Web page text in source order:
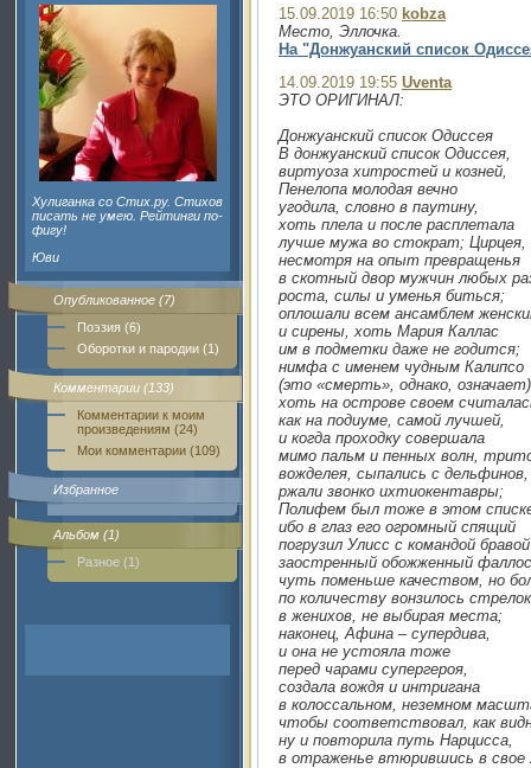
Хулиганка со Стих.ру. Стихов
писать не умею. Рейтинги по-
фигу!
Юви
Опубликованное (7)
Поэзия (6)
Оборотки и пародии (1)
Комментарии (133)
Комментарии к моим
произведениям (24)
Мои комментарии (109)
Избранное
Альбом (1)
Разное (1)
15.09.2019 16:50 kobza
Место, Эллочка.
На "Донжуанский список
14.09.2019 19:55 Uventa
ЭТО ОРИГИНАЛ:
Донжуанский список Одиссея
В донжуанский список Одиссея,
виртуоза хитростей и козней,
Пенелопа молодая вечно
угодила, словно в паутину,
хоть плела и после расплетала
лучше мужа во стократ; Цирцея,
несмотря на опыт превращенья
в скотный двор мужчин любых
роста, силы и уменья биться;
оплошали всем ансамблем
и сирены, хоть Мария Каллас
им в подметки даже не годится;
нимфа с именем чудным Калипсо
(это «смерть», однако,
хоть на острове своем
как на подиуме, самой лучшей,
и когда проходку совершала
мимо пальм и пенных волн,
вожделея, сыпались с дельфинов,
ржали звонко ихтиокентавры;
Полифем был тоже в этом
ибо в глаз его огромный спящий
погрузил Улисс с командой бравой
заостренный обожженный
чуть поменьше качеством, но
по количеству вонзилось стрелок
в женихов, не выбирая места;
наконец, Афина – супердива,
и она не устояла тоже
перед чарами супергероя,
создала вождя и интригана
в колоссальном, неземном
чтобы соответствовал, как
ну и повторила путь Нарцисса,
в отраженье втюрившись в